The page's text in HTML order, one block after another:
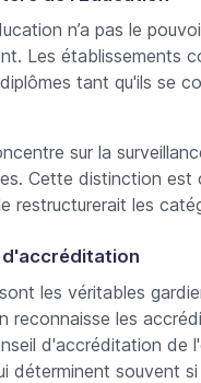
n’a pas le
Les établissements
tant qu'ils se
sur la
Cette distinction est
restructurerait les
d'accréditation
les véritables
reconnaisse les
d'accréditation de
déterminent souvent